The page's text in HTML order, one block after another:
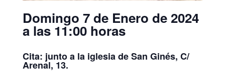
Domingo 7 de Enero de 2024
a las 11:00 horas
Cita: junto a la iglesia de San Ginés, C/
Arenal, 13.